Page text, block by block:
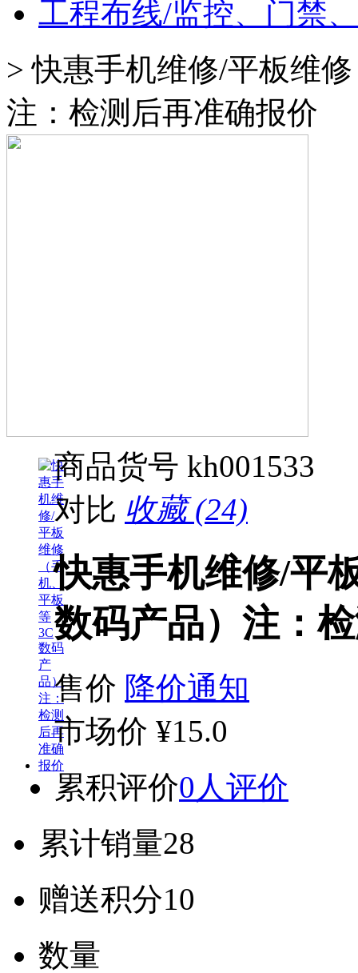
工程布线/监控、门禁
> 快惠手机维修/平板维
注：检测后再准确报价
商品货号 kh001533
对比 收藏 (24)
快惠手机维修/平
数码产品）注：
售价 降价通知
市场价 ¥15.0
累积评价0人评价
累计销量28
赠送积分10
数量